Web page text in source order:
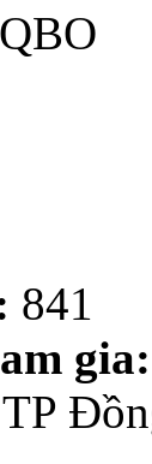
841
gia:
TP